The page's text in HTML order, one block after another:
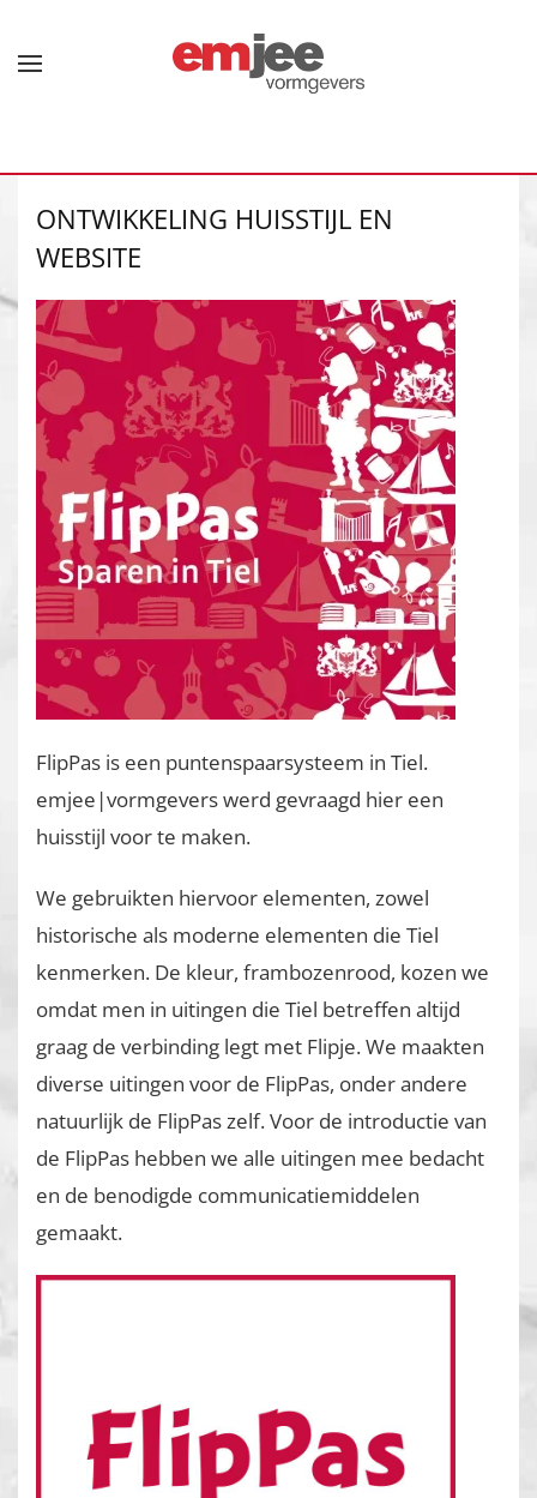
Terug naar hoofdinhoud
ONTWIKKELING HUISSTIJL EN
WEBSITE
FlipPas is een puntenspaarsysteem in Tiel.
emjee|vormgevers werd gevraagd hier een
huisstijl voor te maken.
We gebruikten hiervoor elementen, zowel
historische als moderne elementen die Tiel
kenmerken. De kleur, frambozenrood, kozen we
omdat men in uitingen die Tiel betreffen altijd
graag de verbinding legt met Flipje. We maakten
diverse uitingen voor de FlipPas, onder andere
natuurlijk de FlipPas zelf. Voor de introductie van
de FlipPas hebben we alle uitingen mee bedacht
en de benodigde communicatiemiddelen
gemaakt.